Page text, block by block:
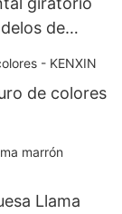
de
de colores
Llama